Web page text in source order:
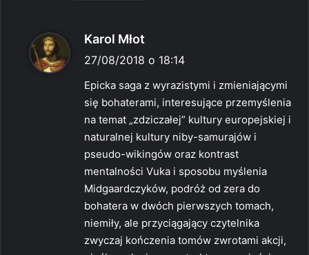
Karol Młot
e
:
27/08/2018 o 18:14
Epicka saga z wyrazistymi i zmieniającymi
się bohaterami, interesujące przemyślenia
na temat „zdziczałej” kultury europejskiej i
naturalnej kultury niby-samurajów i
pseudo-wikingów oraz kontrast
mentalności Vuka i sposobu myślenia
Midgaardczyków, podróż od zera do
bohatera w dwóch pierwszych tomach,
niemiły, ale przyciągający czytelnika
zwyczaj kończenia tomów zwrotami akcji,